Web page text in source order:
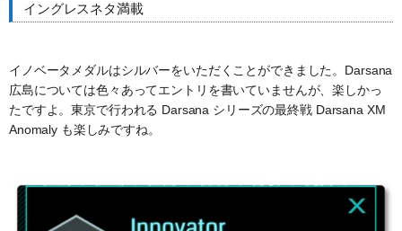
イングレスネタ満載
イノベータメダルはシルバーをいただくことができました。Darsana
広島については色々あってエントリを書いていませんが、楽しかっ
たですよ。東京で行われる Darsana シリーズの最終戦 Darsana XM
Anomaly も楽しみですね。